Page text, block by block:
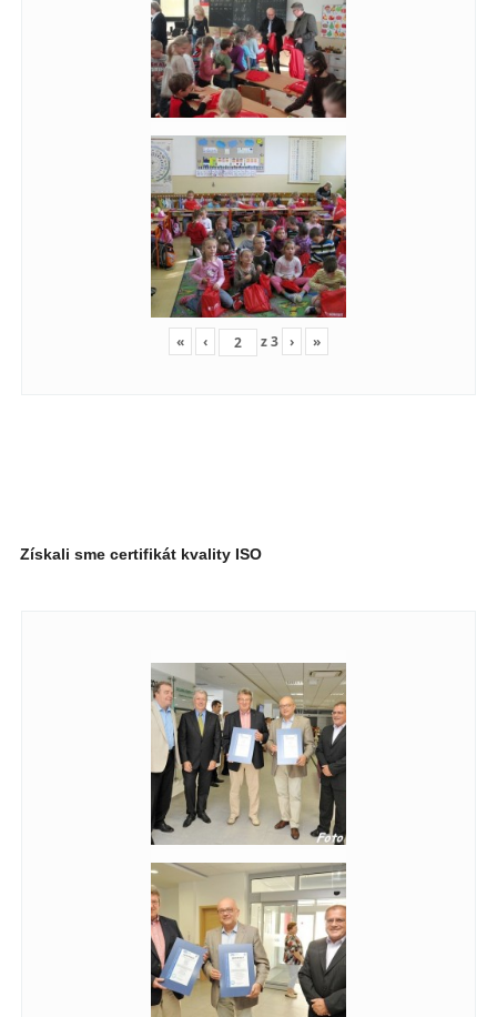
« ‹ z3 › »
Získali sme certifikát kvality ISO